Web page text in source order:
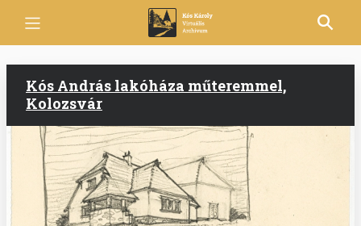
Kós András lakóháza műteremmel,
Kolozsvár